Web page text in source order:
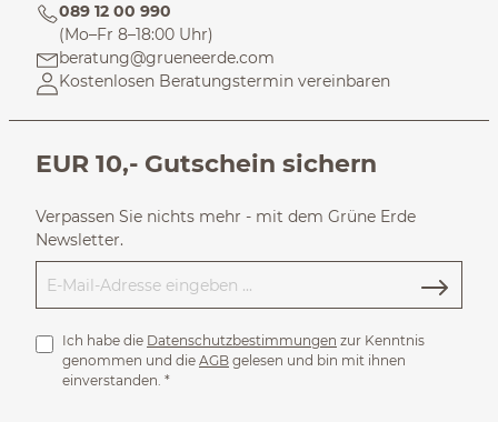
089 12 00 990
(Mo–Fr 8–18:00 Uhr)
beratung@grueneerde.com
Kostenlosen Beratungstermin vereinbaren
EUR 10,- Gutschein sichern
Verpassen Sie nichts mehr - mit dem Grüne Erde
Newsletter.
Ich habe die Datenschutzbestimmungen zur Kenntnis
genommen und die AGB gelesen und bin mit ihnen
einverstanden. *